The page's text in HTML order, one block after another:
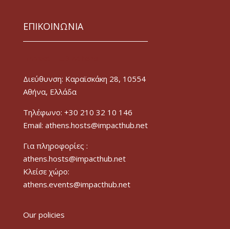
ΕΠΙΚΟΙΝΩΝΙΑ
Διεύθυνση: Καραϊσκάκη 28, 10554
Αθήνα, Ελλάδα
Τηλέφωνο: +30 210 32 10 146
Email: athens.hosts@impacthub.net
Για πληροφορίες :
athens.hosts@impacthub.net
Κλείσε χώρο:
athens.events@impacthub.net
Our policies